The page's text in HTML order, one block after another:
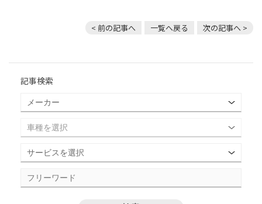
< 前の記事へ 一覧へ戻る 次の記事へ >
記事検索